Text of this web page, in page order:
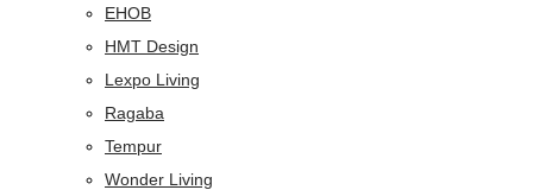
EHOB
HMT Design
Lexpo Living
Ragaba
Tempur
Wonder Living